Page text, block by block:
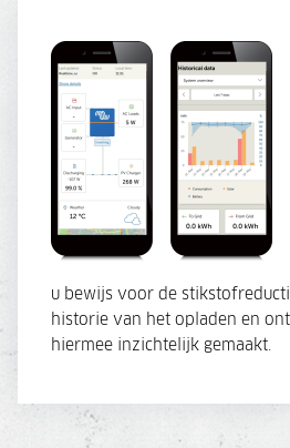
u bewijs voor de
historie van het opladen en
hiermee inzichtelijk gemaakt.